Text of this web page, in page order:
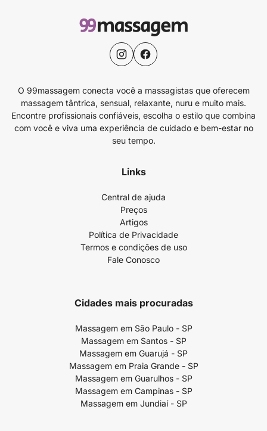
O 99massagem conecta você a massagistas que oferecem
massagem tântrica, sensual, relaxante, nuru e muito mais.
Encontre profissionais confiáveis, escolha o estilo que combina
com você e viva uma experiência de cuidado e bem-estar no
seu tempo.
Links
Central de ajuda
Preços
Artigos
Política de Privacidade
Termos e condições de uso
Fale Conosco
Cidades mais procuradas
Massagem em São Paulo - SP
Massagem em Santos - SP
Massagem em Guarujá - SP
Massagem em Praia Grande - SP
Massagem em Guarulhos - SP
Massagem em Campinas - SP
Massagem em Jundiaí - SP